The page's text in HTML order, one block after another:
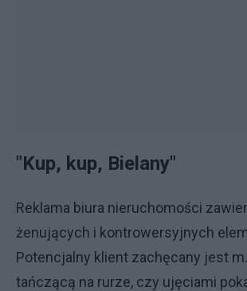
"Kup, kup, Bielany"
Reklama biura nieruchomości
żenujących i kontrowersyjnych
Potencjalny klient zachęcany jest
tańczącą na rurze, czy ujęciami